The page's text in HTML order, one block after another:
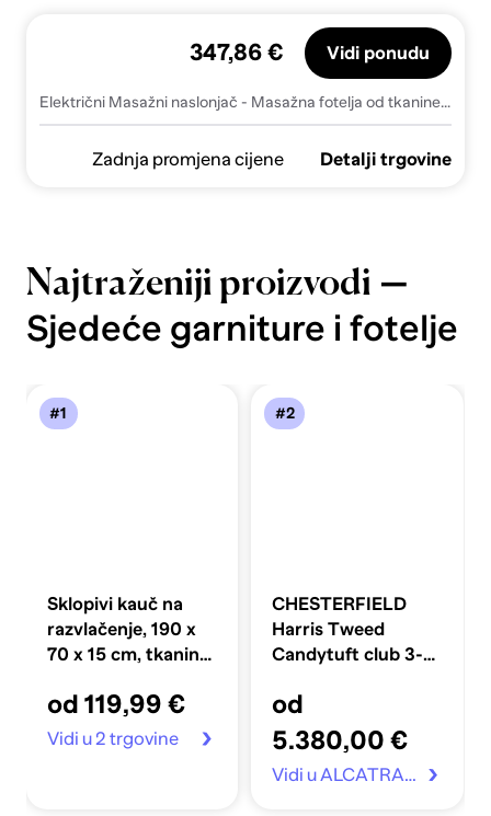
Električni Masažni naslonjač - Masažna fotelja od tkanine krem - Krema 1 Električno guranje unatrag Da
347,86 € Vidi ponudu
Zadnja promjena cijene Detalji trgovine
Najtraženiji proizvodi —
Sjedeće garniture i fotelje
#1
Sklopivi kauč na
razvlačenje, 190 x
70 x 15 cm, tkanina,
od 119,99 €
Vidi u 2 trgovine
#2
CHESTERFIELD
Harris Tweed
Candytuft club 3-
od
5.380,00 €
Vidi u ALCATRAZ.hr